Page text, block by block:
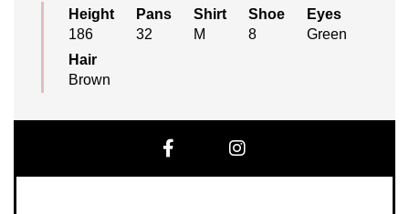
Height
186
Pans
32
Shirt
M
Shoe
8
Eyes
Green
Hair
Brown
Facebook Instagram